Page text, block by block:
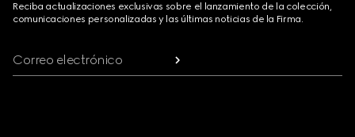
Reciba actualizaciones exclusivas sobre el lanzamiento de la colección,
comunicaciones personalizadas y las últimas noticias de la Firma.
Correo electrónico